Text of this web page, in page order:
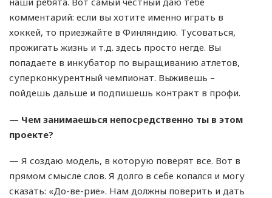
комментарий: если вы хотите именно играть в
хоккей, то приезжайте в Финляндию. Тусоваться,
прожигать жизнь и т.д. здесь просто негде. Вы
попадаете в инкубатор по выращиванию атлетов,
суперконкурентный чемпионат. Выживешь –
пойдешь дальше и подпишешь контракт в профи.
— Чем занимаешься непосредственно ты в этом
проекте?
— Я создаю модель, в которую поверят все. Вот в
прямом смысле слов. Я долго в себе копался и могу
сказать: «До-ве-рие». Нам должны поверить и дать